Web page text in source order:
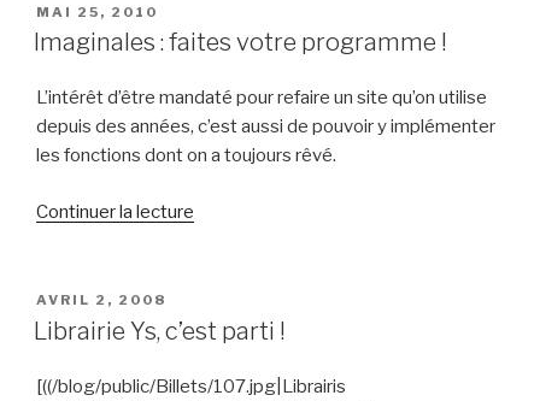
Tys
PUBLIÉ
LE
MAI 25, 2010
Imaginales : faites votre programme !
L’intérêt d’être mandaté pour refaire un site qu’on utilise
depuis des années, c’est aussi de pouvoir y implémenter
les fonctions dont on a toujours rêvé.
Continuer la lecture
votre
! »
PUBLIÉ
LE
AVRIL 2, 2008
Librairie Ys, c’est parti !
[((/blog/public/Billets/107.jpg|Librairis